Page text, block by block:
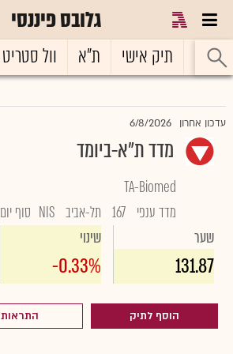
גלובס פיננסי
ראשי תיק אישי ת"א וול סטריט
עדכון אחרון 6/8/2026
מדד ת"א-ביומד
TA-Biomed
מדד ענפי 167 תל-אביב NIS סוף יום
שער
131.87
שינוי
-0.33%
הוסף לתיק התראות